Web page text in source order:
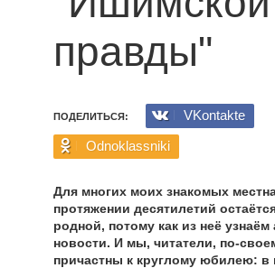
правды"
ПОДЕЛИТЬСЯ:
VKontakte
Odnoklassniki
Для многих моих знакомых
протяжении десятилетий
родной, потому как из неё узнаём
новости. И мы, читатели, по-
причастны к круглому юбилею: в